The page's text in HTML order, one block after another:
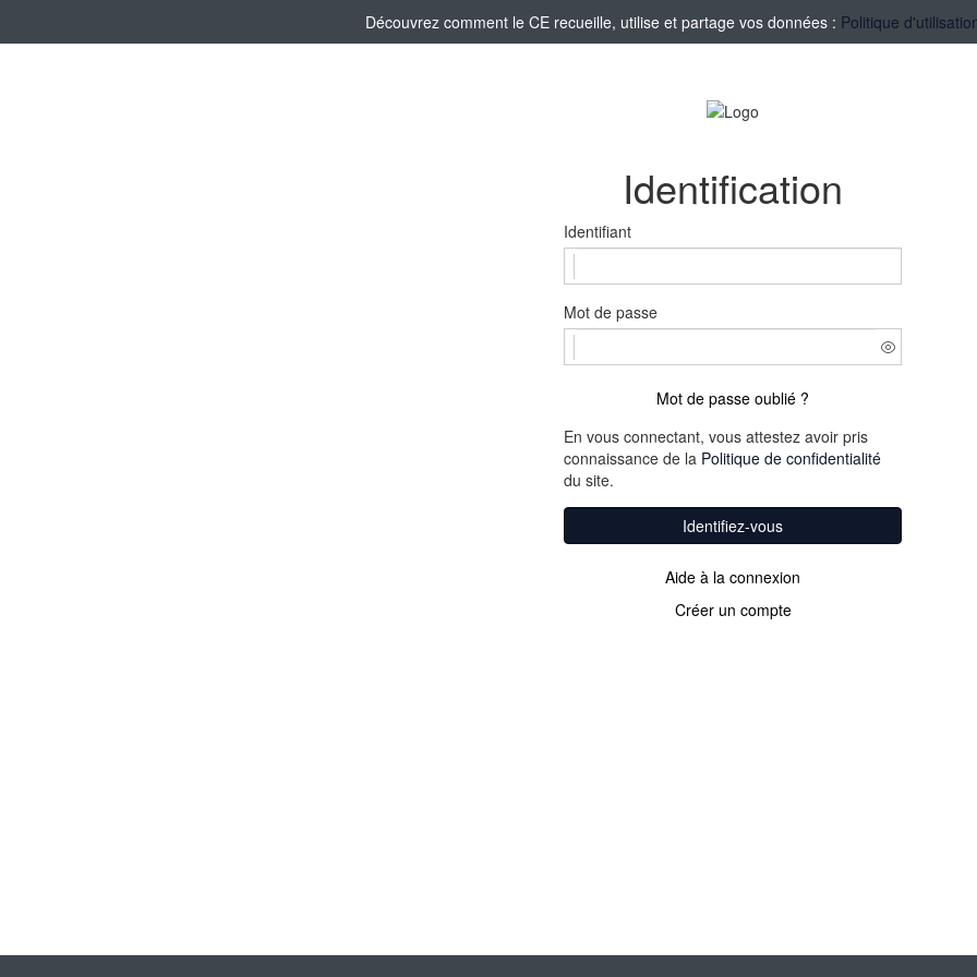
Découvrez comment le CE recueille, utilise et partage vos données : Politique
Identification
Identifiant
Mot de passe
Mot de passe oublié ?
En vous connectant, vous attestez avoir pris
connaissance de la Politique de confidentialité
du site.
Identifiez-vous
Aide à la connexion
Créer un compte